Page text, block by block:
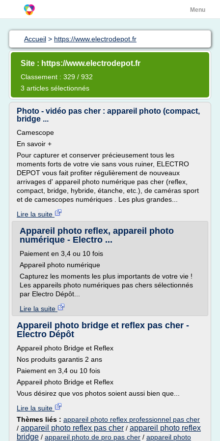
Menu
Accueil > https://www.electrodepot.fr
Site : https://www.electrodepot.fr
Classement : 329 / 932
3 articles sélectionnés
Photo - vidéo pas cher : appareil photo (compact,
bridge ...
Camescope
En savoir +
Pour capturer et conserver précieusement tous les
moments forts de votre vie sans vous ruiner, ELECTRO
DEPOT vous fait profiter régulièrement de nouveaux
arrivages d' appareil photo numérique pas cher (reflex,
compact, bridge, hybride, étanche, etc.), de caméras sport
et de camescopes numériques . Les plus grandes...
Lire la suite
Appareil photo reflex, appareil photo
numérique - Electro ...
Paiement en 3,4 ou 10 fois
Appareil photo numérique
Capturez les moments les plus importants de votre vie !
Les appareils photo numériques pas chers sélectionnés
par Electro Dépôt...
Lire la suite
Appareil photo bridge et reflex pas cher -
Electro Dépôt
Appareil photo Bridge et Reflex
Nos produits garantis 2 ans
Paiement en 3,4 ou 10 fois
Appareil photo Bridge et Reflex
Vous désirez que vos photos soient aussi bien que...
Lire la suite
Thèmes liés : appareil photo reflex professionnel pas cher
/ appareil photo reflex pas cher / appareil photo reflex
bridge / appareil photo de pro pas cher / appareil photo